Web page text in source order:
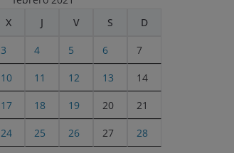
X J V S D
3 4 5 6 7
10 11 12 13 14
17 18 19 20 21
24 25 26 27 28